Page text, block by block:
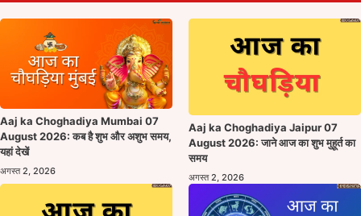
Aaj ka Choghadiya Mumbai 07
August 2026: कब है शुभ और अशुभ समय,
यहां देखें
अगस्त 2, 2026
Aaj ka Choghadiya Jaipur 07
August 2026: जाने आज का शुभ मुहूर्त का
समय
अगस्त 2, 2026